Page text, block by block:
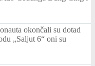
okončali su dotad
„Saljut 6“ oni su